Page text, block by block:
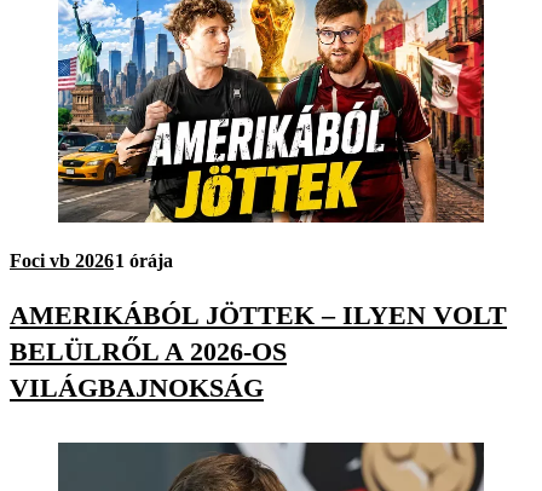
Foci vb 20261 órája
AMERIKÁBÓL JÖTTEK – ILYEN VOLT
BELÜLRŐL A 2026-OS
VILÁGBAJNOKSÁG